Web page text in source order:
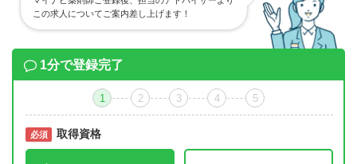
この求人についてご案内差し上げます！
1分で登録完了
1 2 3 4 5
必須 取得資格